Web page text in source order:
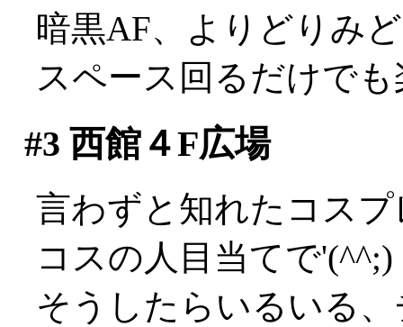
暗黒AF、よりどりみ
スペース回るだけで
#3 西館４F広場
言わずと知れたコス
コスの人目当てで'(^^;)
そうしたらいるいる